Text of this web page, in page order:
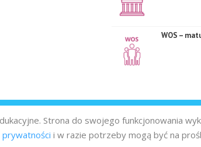
WOS –
Strona do swojego funkcjonowania
i w razie potrzeby mogą być na